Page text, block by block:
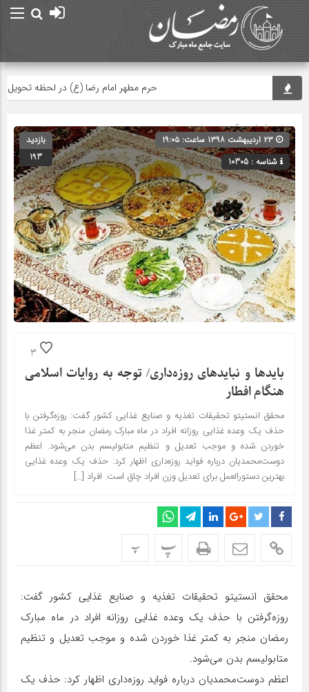
حرم مطهر امام رضا (ع) در لحظه تحویل سال
صفحه اصلی» گروه » دسته‌بندی نشده
شناسه : 10305
بازدید
193
3
باید‌ها و نباید‌های روزه‌داری/ توجه به روایات اسلامی
هنگام افطار
محقق انستیتو تحقیقات تغذیه و صنایع غذایی کشور گفت: روزه‌گرفتن با
حذف یک وعده غذایی روزانه افراد در ماه مبارک رمضان منجر به کمتر غذا
خوردن شده و موجب تعدیل و تنظیم متابولیسم بدن می‌شود. اعظم
دوست‌محمدیان درباره فواید روزه‌داری اظهار کرد: حذف یک وعده غذایی
بهترین دستورالعمل برای تعدیل وزن افراد چاق است. افراد […]
پ پ
محقق انستیتو تحقیقات تغذیه و صنایع غذایی کشور گفت:
روزه‌گرفتن با حذف یک وعده غذایی روزانه افراد در ماه مبارک
رمضان منجر به کمتر غذا خوردن شده و موجب تعدیل و تنظیم
متابولیسم بدن می‌شود.
اعظم دوست‌محمدیان درباره فواید روزه‌داری اظهار کرد: حذف یک